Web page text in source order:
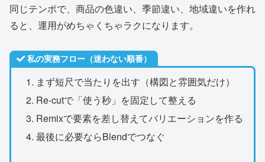
同じテンポで、商品の色違い、季節違い、地域違いを作れ
ると、運用がめちゃくちゃラクになります。
私の実務フロー（迷わない順番）
まず短尺で当たりを出す（構図と雰囲気だけ）
Re-cutで「使う秒」を固定して整える
Remixで要素を差し替えてバリエーションを作る
最後に必要ならBlendでつなぐ